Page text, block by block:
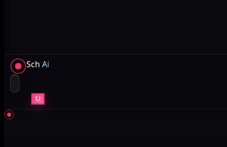
Sch Ai
U